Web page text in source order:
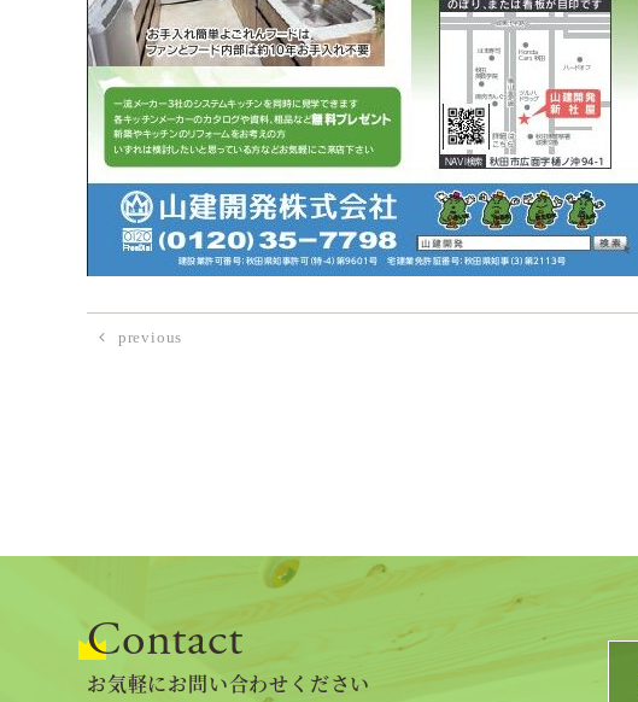
previous
Contact
お気軽にお問い合わせください